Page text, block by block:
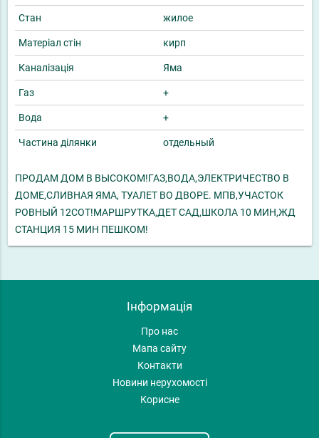
Стан жилое
Матеріал стін кирп
Каналізація Яма
Газ +
Вода +
Частина ділянки отдельный
ПРОДАМ ДОМ В ВЫСОКОМ!ГАЗ,ВОДА,ЭЛЕКТРИЧЕСТВО В
ДОМЕ,СЛИВНАЯ ЯМА, ТУАЛЕТ ВО ДВОРЕ. МПВ,УЧАСТОК
РОВНЫЙ 12СОТ!МАРШРУТКА,ДЕТ САД,ШКОЛА 10 МИН,ЖД
СТАНЦИЯ 15 МИН ПЕШКОМ!
Інформація
Про нас
Мапа сайту
Контакти
Новини нерухомості
Корисне